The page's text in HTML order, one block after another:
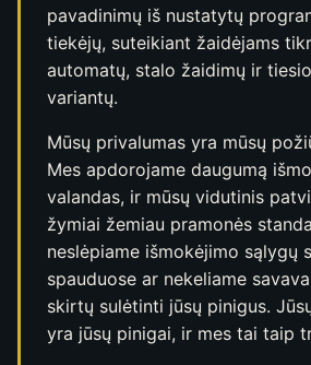
pavadinimų iš nustatytų
tiekėjų, suteikiant žaidėjams
automatų, stalo žaidimų ir
variantų.
Mūsų privalumas yra mūsų
Mes apdorojame daugumą
valandas, ir mūsų vidutinis
žymiai žemiau pramonės
neslėpiame išmokėjimo sąlygų
spauduose ar nekeliame
skirtų sulėtinti jūsų pinigus.
yra jūsų pinigai, ir mes tai taip